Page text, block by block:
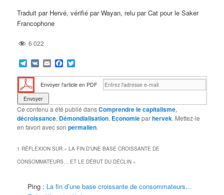
Traduit par Hervé, vérifié par Wayan, relu par Cat pour le Saker
Francophone
6 022
Telegram
VK EmailFacebook
Envoyer l'article en PDF
Ce contenu a été publié dansComprendre le capitalisme,
décroissance, Démondialisation, Economieparhervek. Mettez-le
en favori avec sonpermalien.
1 RÉFLEXION SUR «LA FIN D’UNE BASE CROISSANTE DE
CONSOMMATEURS… ET LE DÉBUT DU DÉCLIN »
Ping : La fin d’une base croissante de consommateurs…